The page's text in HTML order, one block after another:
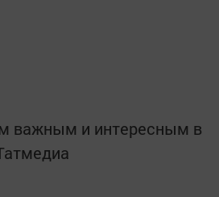
важным и интересным в